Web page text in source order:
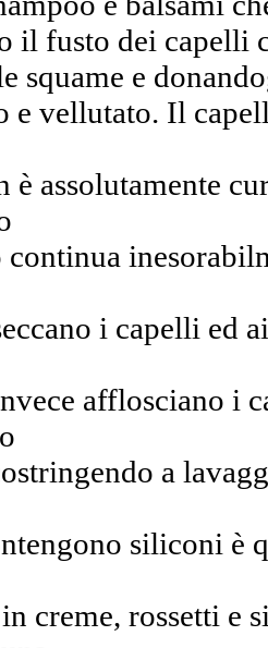
il fusto dei capelli
squame e
e vellutato. Il
è assolutamente
continua
i capelli ed
afflosciano i
a
siliconi è
creme, rossetti e